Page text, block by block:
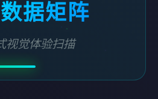
据矩阵
视觉体验扫描